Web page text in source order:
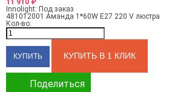
11 910 ₽
Innolight: Под заказ
481012001 Аманда 1*60W E27 220 V люстра
Кол-во:
КУПИТЬ В 1 КЛИК
Поделиться